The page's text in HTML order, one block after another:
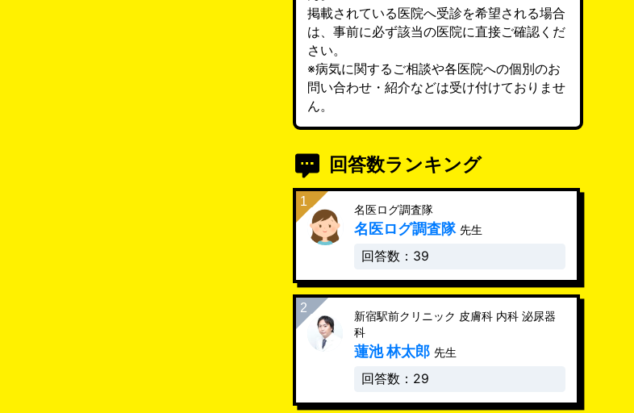
掲載されている医院へ受診を希望される場合
は、事前に必ず該当の医院に直接ご確認くだ
さい。
※病気に関するご相談や各医院への個別のお
問い合わせ・紹介などは受け付けておりませ
ん。
回答数ランキング
名医ログ調査隊
名医ログ調査隊 先生
回答数：39
新宿駅前クリニック 皮膚科 内科 泌尿器
科
蓮池 林太郎 先生
回答数：29